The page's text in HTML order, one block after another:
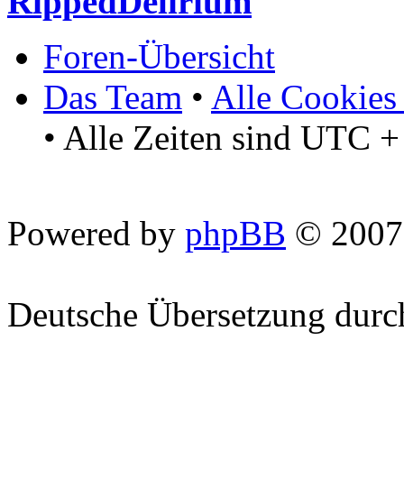
Foren-Übersicht
Das Team • Alle Cookies
• Alle Zeiten sind UTC
Powered by phpBB ©
Deutsche Übersetzung